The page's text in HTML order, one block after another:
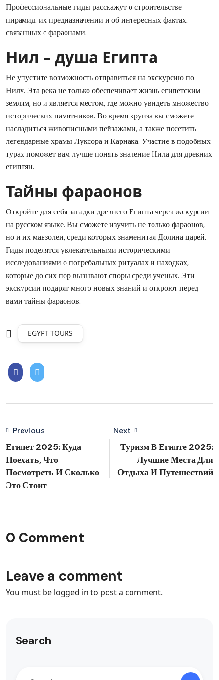
Профессиональные гиды расскажут о строительстве
пирамид, их предназначении и об интересных фактах,
связанных с фараонами.
Нил – душа Египта
Не упустите возможность отправиться на экскурсию по
Нилу. Эта река не только обеспечивает жизнь египетским
землям, но и является местом, где можно увидеть множество
исторических памятников. Во время круиза вы сможете
насладиться живописными пейзажами, а также посетить
легендарные храмы Луксора и Карнака. Участие в подобных
турах поможет вам лучше понять значение Нила для древних
египтян.
Тайны фараонов
Откройте для себя загадки древнего Египта через экскурсии
на русском языке. Вы сможете изучить не только фараонов,
но и их мавзолеи, среди которых знаменитая Долина царей.
Гиды поделятся увлекательными историческими
исследованиями о погребальных ритуалах и находках,
которые до сих пор вызывают споры среди ученых. Эти
экскурсии подарят много новых знаний и откроют перед
вами тайны фараонов.
EGYPT TOURS
Previous
Египет 2025: Куда
Поехать, Что
Посмотреть И Сколько
Это Стоит
Next
Туризм В Египте 2025:
Лучшие Места Для
Отдыха И Путешествий
0 Comment
Leave a comment
You must be logged in to post a comment.
Search